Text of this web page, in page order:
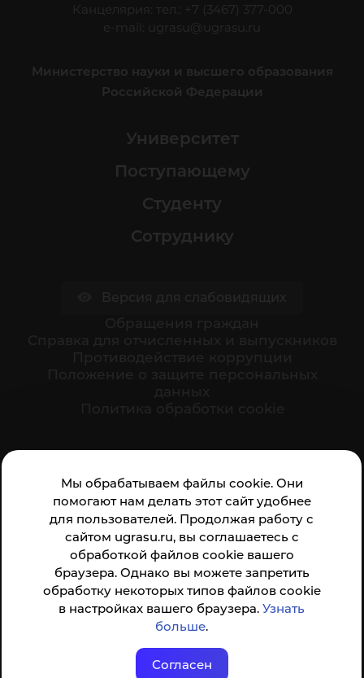
Мы обрабатываем файлы cookie. Они
помогают нам делать этот сайт удобнее
для пользователей. Продолжая работу с
сайтом ugrasu.ru, вы соглашаетесь с
обработкой файлов cookie вашего
браузера. Однако вы можете запретить
обработку некоторых типов файлов cookie
в настройках вашего браузера.Узнать
больше.
Согласен
Канцелярия: тел.: +7 (3467) 377-000
e-mail:
ugrasu@ugrasu.ru
Министерство науки и высшего образования
Российской Федерации
Университет
Поступающему
Студенту
Сотруднику
организации:
Анкета доступна по QR-коду, а так же по прямой
ссылке